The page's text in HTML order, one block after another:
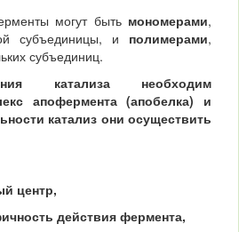
могут быть мономерами,
субъединицы, и полимерами,
субъединиц.
катализа необходим
апофермента (апобелка) и
катализ они осуществить
центр,
действия фермента,